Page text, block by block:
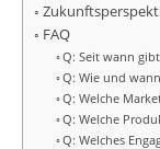
FAQ
Q: Seit wann
Q: Wie und
Q: Welche
Q: Welche
Q: Welches